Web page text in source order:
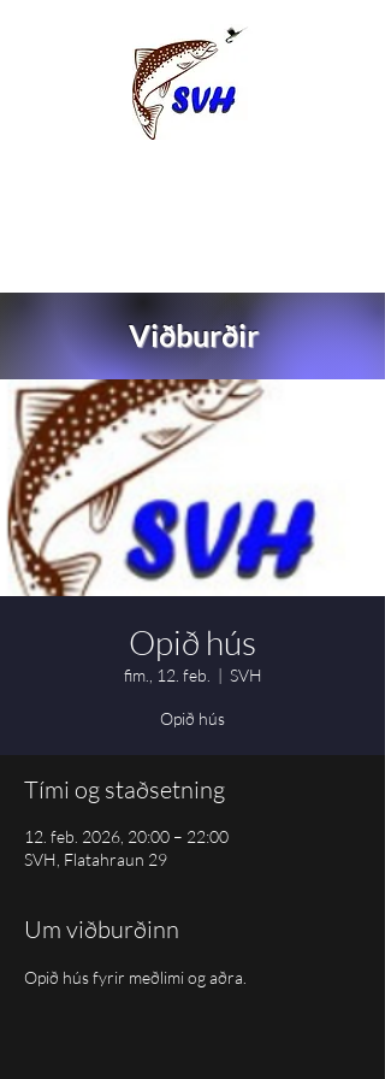
Viðburðir
Opið hús
fim., 12. feb.
  |
SVH
Opið hús
Tími og staðsetning
12. feb. 2026, 20:00 – 22:00
SVH, Flatahraun 29
Um viðburðinn
Opið hús fyrir meðlimi og aðra.